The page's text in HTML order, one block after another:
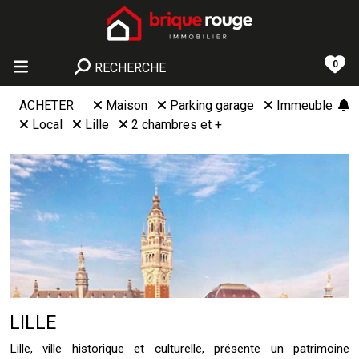
RECHERCHE 0
ACHETER Maison Parking garage
Immeuble
Local
Lille 2 chambres et +
LILLE
Lille, ville historique et culturelle, présente un patrimoine